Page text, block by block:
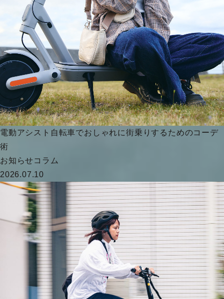
電動アシスト自転車でおしゃれに街乗りするためのコーデ
術
お知らせコラム
2026.07.10